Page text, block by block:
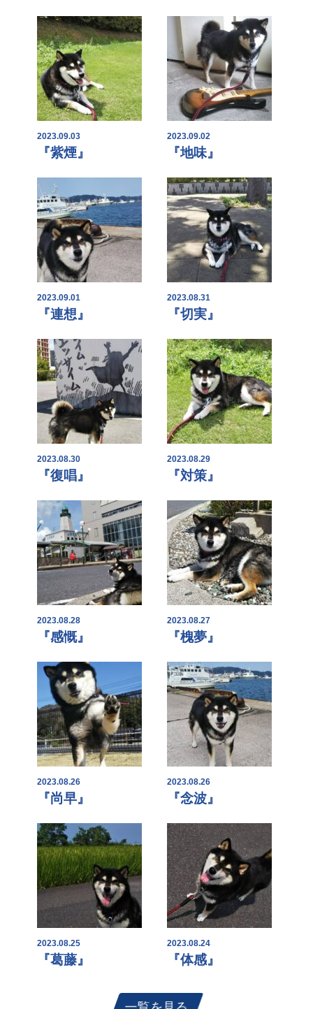
2023.09.03
『紫煙』
2023.09.02
『地味』
2023.09.01
『連想』
2023.08.31
『切実』
2023.08.30
『復唱』
2023.08.29
『対策』
2023.08.28
『感慨』
2023.08.27
『槐夢』
2023.08.26
『尚早』
2023.08.26
『念波』
2023.08.25
『葛藤』
2023.08.24
『体感』